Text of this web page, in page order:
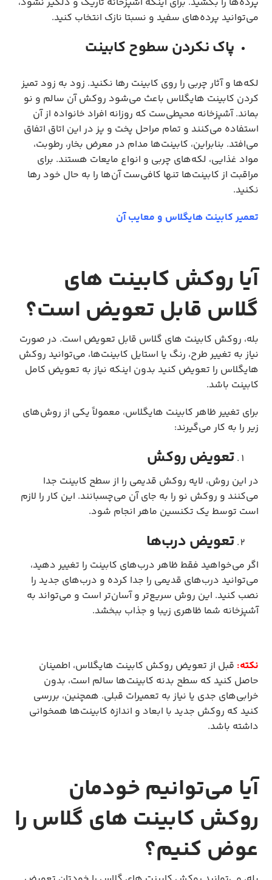
می‌توانید پرده‌های سفید و نسبتا نازک انتخاب کنید.
پاک نکردن سطوح کابینت
لکه‌ها و آثار چربی را روی کابینت رها نکنید. زود به زود تمیز
کردن کابینت هایگلاس باعث می‌شود روکش آن سالم و نو
بماند. آشپزخانه محیطی‌ست که روزانه افراد خانواده از آن
استفاده می‌کنند و تمام مراحل پخت و پز در این اتاق اتفاق
می‌افتد. بنابراین، کابینت‌ها مدام در معرض بخار، رطوبت،
مواد غذایی، لکه‌های چربی و انواع مایعات هستند. برای
مراقبت از کابینت‌ها تنها کافی‌ست آن‌ها را به حال خود رها
نکنید.
تعمیر کابینت هایگلاس و معایب آن
آیا روکش کابینت های
گلاس قابل تعویض است؟
بله، روکش کابینت های گلاس قابل تعویض است. در صورت
نیاز به تغییر طرح، رنگ یا استایل کابینت‌ها، می‌توانید روکش
هایگلاس را تعویض کنید بدون اینکه نیاز به تعویض کامل
کابینت باشد.
برای تغییر ظاهر کابینت هایگلاس، معمولاً یکی از روش‌های
زیر را به کار می‌گیرند:
تعویض روکش
در این روش، لایه روکش قدیمی را از سطح کابینت جدا
می‌کنند و روکش نو را به جای آن می‌چسبانند. این کار را لازم
است توسط یک تکنسین ماهر انجام شود.
تعویض درب‌ها
اگر می‌خواهید فقط ظاهر درب‌های کابینت را تغییر دهید،
می‌توانید درب‌های قدیمی را جدا کرده و درب‌های جدید را
نصب کنید. این روش سریع‌تر و آسان‌تر است و می‌تواند به
آشپزخانه شما ظاهری زیبا و جذاب ببخشد.
نکته: قبل از تعویض روکش کابینت هایگلاس، اطمینان
حاصل کنید که سطح بدنه کابینت‌ها سالم است، بدون
خرابی‌های جدی یا نیاز به تعمیرات قبلی. همچنین، بررسی
کنید که روکش جدید با ابعاد و اندازه کابینت‌ها همخوانی
داشته باشد.
آیا می‌توانیم خودمان
روکش کابینت های گلاس را
عوض کنیم؟